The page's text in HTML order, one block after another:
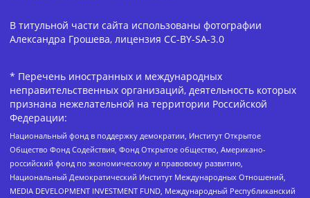
В титульной части сайта использованы фотографии
Александра Грошева, лицензия CC-BY-SA-3.0
* Перечень иностранных и международных
неправительственных организаций, деятельность которых
признана нежелательной на территории Российской
Федерации:
Национальный фонд в поддержку демократии, Институт Открытое
Общество Фонд Содействия, Фонд Открытое общество, Американо-
российский фонд по экономическому и правовому развитию,
Национальный Демократический Институт Международных Отношений,
MEDIA DEVELOPMENT INVESTMENT FUND, Международный Республиканский